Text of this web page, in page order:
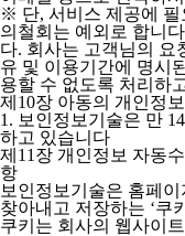
※ 단, 서비스 제공에 필
의철회는 예외로 합니
다. 회사는 고객님의 요
유 및 이용기간에 명시
용할 수 없도록 처리하
제10장 아동의 개인정
1. 보인정보기술은 만
하고 있습니다
제11장 개인정보 자동
항
보인정보기술은 홈페
찾아내고 저장하는 ‘쿠
쿠키는 회사의 웹사이